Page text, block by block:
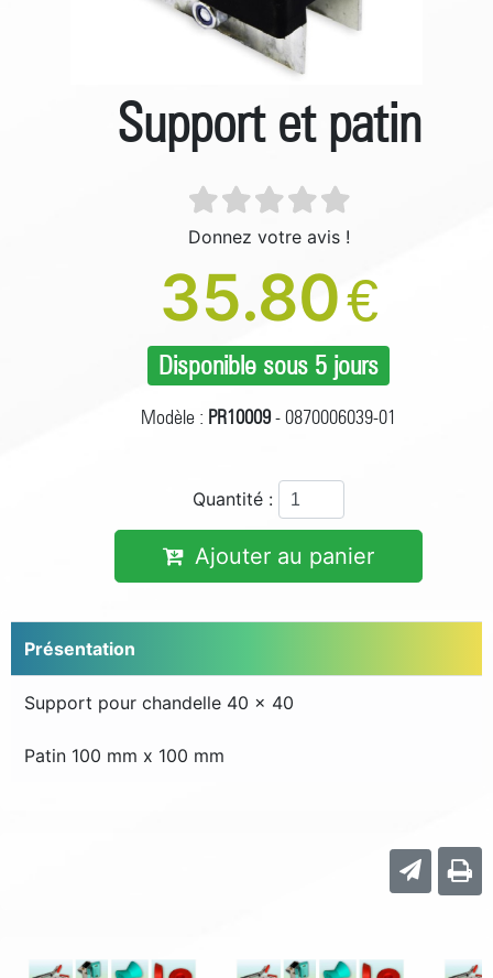
Support et patin
Donnez votre avis !
35.80€
Disponible sous 5 jours
Modèle : PR10009- 0870006039-01
Quantité :
Ajouter au panier
Présentation
Support pour chandelle 40 x 40
Patin 100 mm x 100 mm